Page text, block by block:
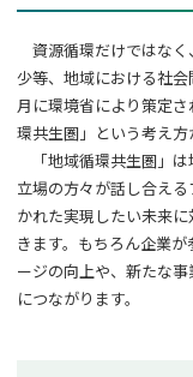
資源循環だけではなく
少等、地域における社会
月に環境省により策定
環共生圏」という考え方
「地域循環共生圏」は
立場の方々が話し合え
かれた実現したい未来
きます。もちろん企業
ージの向上や、新たな
につながります。